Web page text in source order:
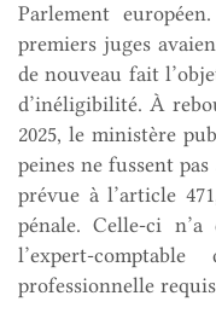
Parlement
premiers juges
de nouveau fait
d’inéligibilité. À
2025, le ministère
peines ne fussent
prévue à l’article
pénale. Celle-ci
l’expert-
professionnelle